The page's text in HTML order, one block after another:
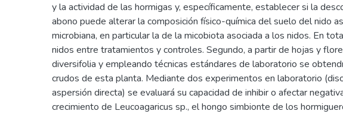
y la actividad de las hormigas y, específicamente, establecer si la
abono puede alterar la composición físico-química del suelo del nido
microbiana, en particular la de la micobiota asociada a los nidos. En
nidos entre tratamientos y controles. Segundo, a partir de hojas y
diversifolia y empleando técnicas estándares de laboratorio se
crudos de esta planta. Mediante dos experimentos en laboratorio
aspersión directa) se evaluará su capacidad de inhibir o afectar
crecimiento de Leucoagaricus sp., el hongo simbionte de los